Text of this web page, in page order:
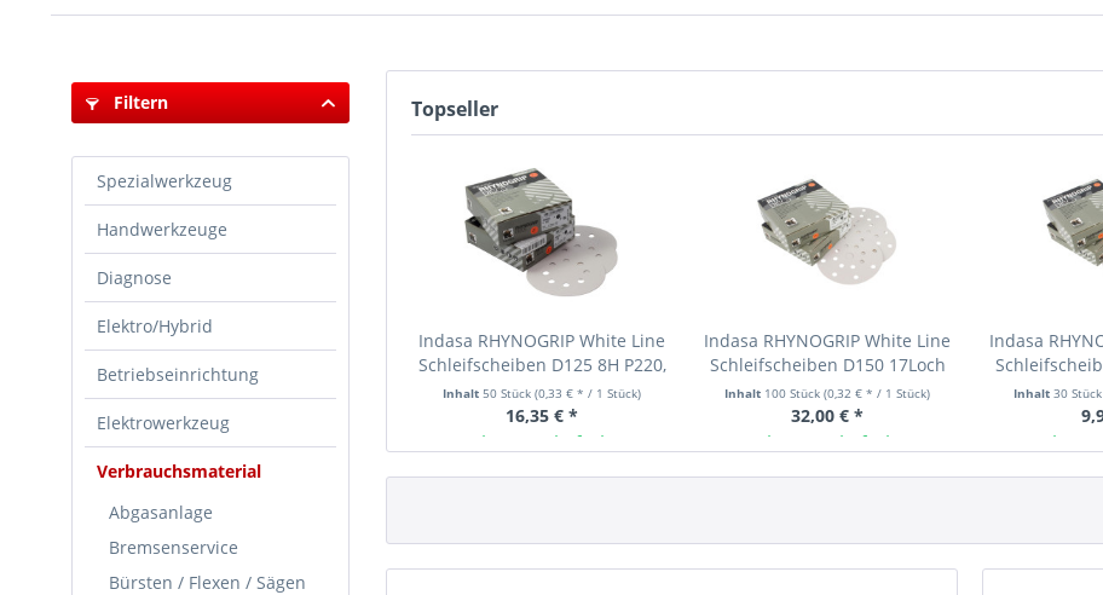
Filtern
Spezialwerkzeug
Handwerkzeuge
Diagnose
Elektro/Hybrid
Betriebseinrichtung
Elektrowerkzeug
Verbrauchsmaterial
Abgasanlage
Bremsenservice
Bürsten / Flexen / Sägen
Topseller
Indasa RHYNOGRIP White Line
Schleifscheiben D125 8H P220,
50 Stk.
Inhalt 50 Stück (0,33 € * / 1 Stück)
16,35 € *
Ab Lager lieferbar
Indasa RHYNOGRIP White Line
Schleifscheiben D150 17Loch
Körnung P220, 100 Stk.
Inhalt 100 Stück (0,32 € * / 1 Stück)
32,00 € *
Ab Lager lieferbar
Indasa
Körnung
Inhalt 30 Stück
Ab